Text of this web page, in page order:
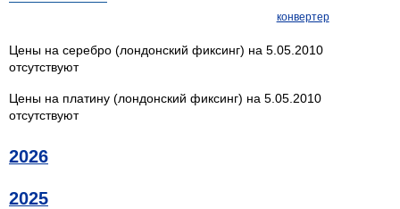
конвертер
Цены на серебро (лондонский фиксинг) на 5.05.2010
отсутствуют
Цены на платину (лондонский фиксинг) на 5.05.2010
отсутствуют
2026
2025